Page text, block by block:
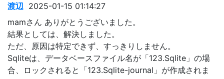
渡辺 2025-01-15 01:14:27
mamさん ありがとうございました。
結果としては、解決しました。
ただ、原因は特定できず、すっきりしません。
Sqliteは、データベースファイル名が「123.Sqlite」の場
合、ロックされると「123.Sqlite-journal」が作成されま